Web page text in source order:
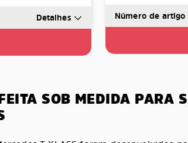
Detalhes Número de
SOB MEDIDA PARA